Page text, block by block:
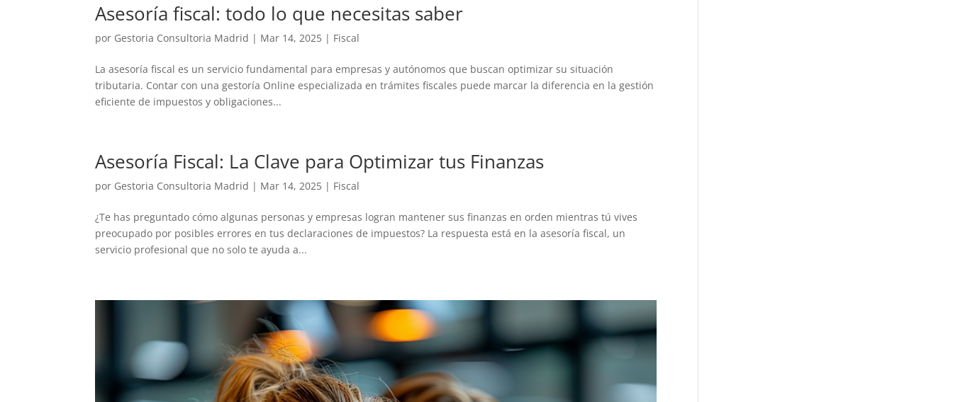
Asesoría fiscal: todo lo que necesitas saber
por Gestoria Consultoria Madrid | Mar 14, 2025 | Fiscal
La asesoría fiscal es un servicio fundamental para empresas y autónomos que buscan optimizar su situación
tributaria. Contar con una gestoría Online especializada en trámites fiscales puede marcar la diferencia en la gestión
eficiente de impuestos y obligaciones...
Asesoría Fiscal: La Clave para Optimizar tus Finanzas
por Gestoria Consultoria Madrid | Mar 14, 2025 | Fiscal
¿Te has preguntado cómo algunas personas y empresas logran mantener sus finanzas en orden mientras tú vives
preocupado por posibles errores en tus declaraciones de impuestos? La respuesta está en la asesoría fiscal, un
servicio profesional que no solo te ayuda a...